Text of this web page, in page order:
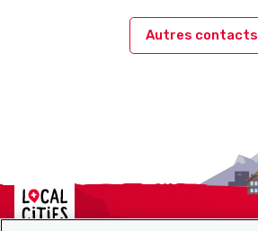
Autres contacts
Localcities